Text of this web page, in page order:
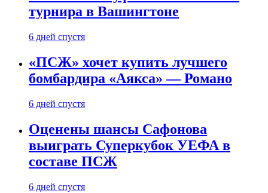
турнира в Вашингтоне
6 дней спустя
«ПСЖ» хочет купить лучшего
бомбардира «Аякса» — Романо
6 дней спустя
Оценены шансы Сафонова
выиграть Суперкубок УЕФА в
составе ПСЖ
6 дней спустя